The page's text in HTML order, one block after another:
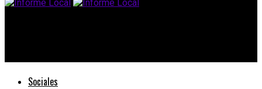
Sociales